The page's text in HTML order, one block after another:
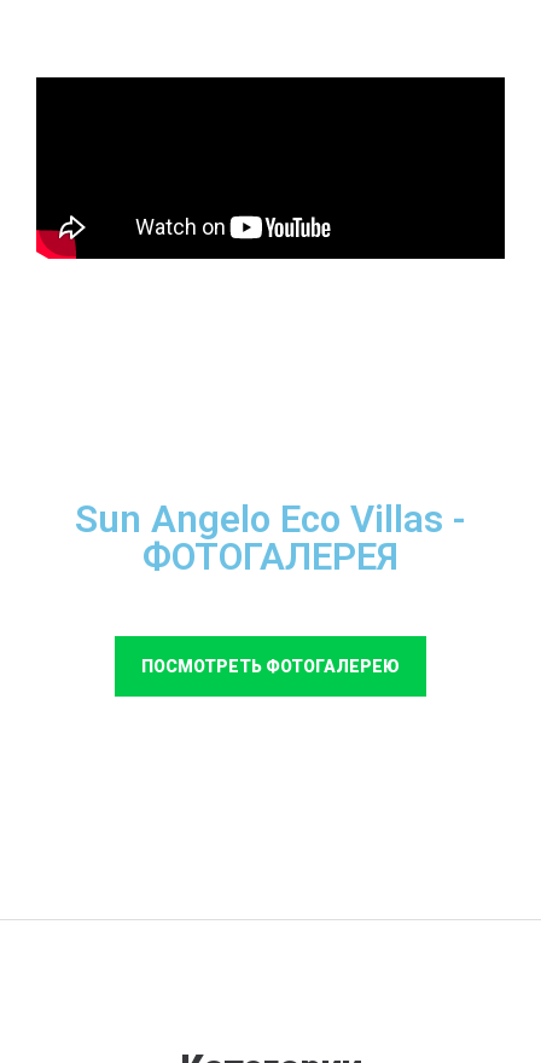
Sun Angelo Eco Villas -
ФОТОГАЛЕРЕЯ
ПОСМОТРЕТЬ ФОТОГАЛЕРЕЮ